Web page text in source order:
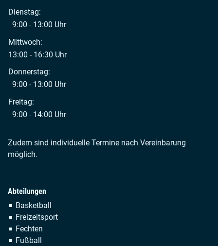
Dienstag:
9:00 - 13:00 Uhr
Mittwoch:
13:00 - 16:30 Uhr
Donnerstag:
9:00 - 13:00 Uhr
Freitag:
9:00 - 14:00 Uhr
Zudem sind individuelle Termine nach Vereinbarung
möglich.
Abteilungen
Navigation
überspringen
Basketball
Freizeitsport
Fechten
Fußball